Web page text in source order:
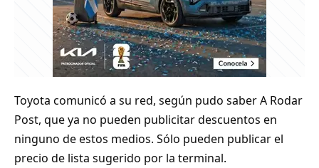
Toyota comunicó a su red, según pudo saber A Rodar
Post, que ya no pueden publicitar descuentos en
ninguno de estos medios. Sólo pueden publicar el
precio de lista sugerido por la terminal.